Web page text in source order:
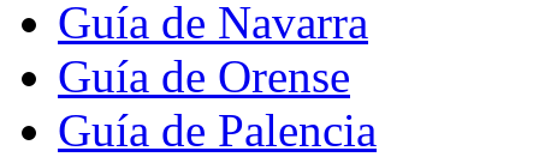
Guía de Navarra
Guía de Orense
Guía de Palencia